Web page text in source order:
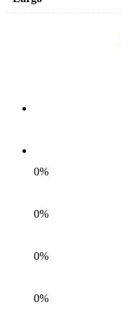
0%
0%
0%
0%